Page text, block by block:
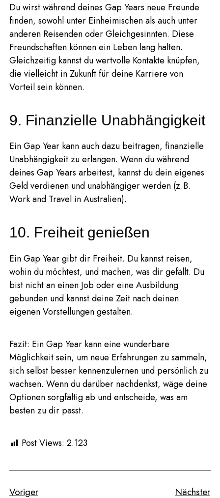
Du wirst während deines Gap Years neue Freunde
finden, sowohl unter Einheimischen als auch unter
anderen Reisenden oder Gleichgesinnten. Diese
Freundschaften können ein Leben lang halten.
Gleichzeitig kannst du wertvolle Kontakte knüpfen,
die vielleicht in Zukunft für deine Karriere von
Vorteil sein können.
9. Finanzielle Unabhängigkeit
Ein Gap Year kann auch dazu beitragen, finanzielle
Unabhängigkeit zu erlangen. Wenn du während
deines Gap Years arbeitest, kannst du dein eigenes
Geld verdienen und unabhängiger werden (z.B.
Work and Travel in Australien).
10. Freiheit genießen
Ein Gap Year gibt dir Freiheit. Du kannst reisen,
wohin du möchtest, und machen, was dir gefällt. Du
bist nicht an einen Job oder eine Ausbildung
gebunden und kannst deine Zeit nach deinen
eigenen Vorstellungen gestalten.
Fazit: Ein Gap Year kann eine wunderbare
Möglichkeit sein, um neue Erfahrungen zu sammeln,
sich selbst besser kennenzulernen und persönlich zu
wachsen. Wenn du darüber nachdenkst, wäge deine
Optionen sorgfältig ab und entscheide, was am
besten zu dir passt.
Post Views: 2.123
Voriger Nächster